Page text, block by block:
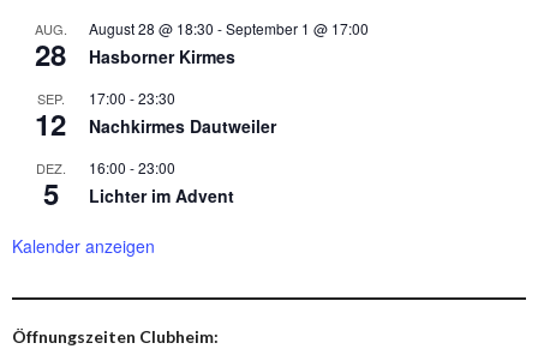
AUG.
28
August 28 @ 18:30 -September 1 @ 17:00
Hasborner Kirmes
SEP.
12
17:00 -23:30
Nachkirmes Dautweiler
DEZ.
5
16:00 -23:00
Lichter im Advent
Kalender anzeigen
Öffnungszeiten Clubheim: